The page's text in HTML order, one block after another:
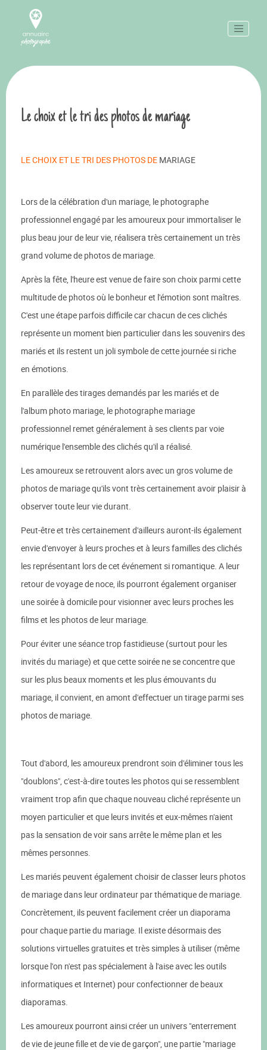
Le choix et le tri des photos de mariage
LE CHOIX ET LE TRI DES PHOTOS DE MARIAGE
Lors de la célébration d'un mariage, le photographe
professionnel engagé par les amoureux pour immortaliser le
plus beau jour de leur vie, réalisera très certainement un très
grand volume de photos de mariage.
Après la fête, l'heure est venue de faire son choix parmi cette
multitude de photos où le bonheur et l'émotion sont maîtres.
C'est une étape parfois difficile car chacun de ces clichés
représente un moment bien particulier dans les souvenirs des
mariés et ils restent un joli symbole de cette journée si riche
en émotions.
En parallèle des tirages demandés par les mariés et de
l'album photo mariage, le photographe mariage
professionnel remet généralement à ses clients par voie
numérique l'ensemble des clichés qu'il a réalisé.
Les amoureux se retrouvent alors avec un gros volume de
photos de mariage qu'ils vont très certainement avoir plaisir à
observer toute leur vie durant.
Peut-être et très certainement d'ailleurs auront-ils également
envie d'envoyer à leurs proches et à leurs familles des clichés
les représentant lors de cet événement si romantique. A leur
retour de voyage de noce, ils pourront également organiser
une soirée à domicile pour visionner avec leurs proches les
films et les photos de leur mariage.
Pour éviter une séance trop fastidieuse (surtout pour les
invités du mariage) et que cette soirée ne se concentre que
sur les plus beaux moments et les plus émouvants du
mariage, il convient, en amont d'effectuer un tirage parmi ses
photos de mariage.
Tout d'abord, les amoureux prendront soin d'éliminer tous les
"doublons", c'est-à-dire toutes les photos qui se ressemblent
vraiment trop afin que chaque nouveau cliché représente un
moyen particulier et que leurs invités et eux-mêmes n'aient
pas la sensation de voir sans arrête le même plan et les
mêmes personnes.
Les mariés peuvent également choisir de classer leurs photos
de mariage dans leur ordinateur par thématique de mariage.
Concrètement, ils peuvent facilement créer un diaporama
pour chaque partie du mariage. Il existe désormais des
solutions virtuelles gratuites et très simples à utiliser (même
lorsque l'on n'est pas spécialement à l'aise avec les outils
informatiques et Internet) pour confectionner de beaux
diaporamas.
Les amoureux pourront ainsi créer un univers "enterrement
de vie de jeune fille et de vie de garçon", une partie "mariage